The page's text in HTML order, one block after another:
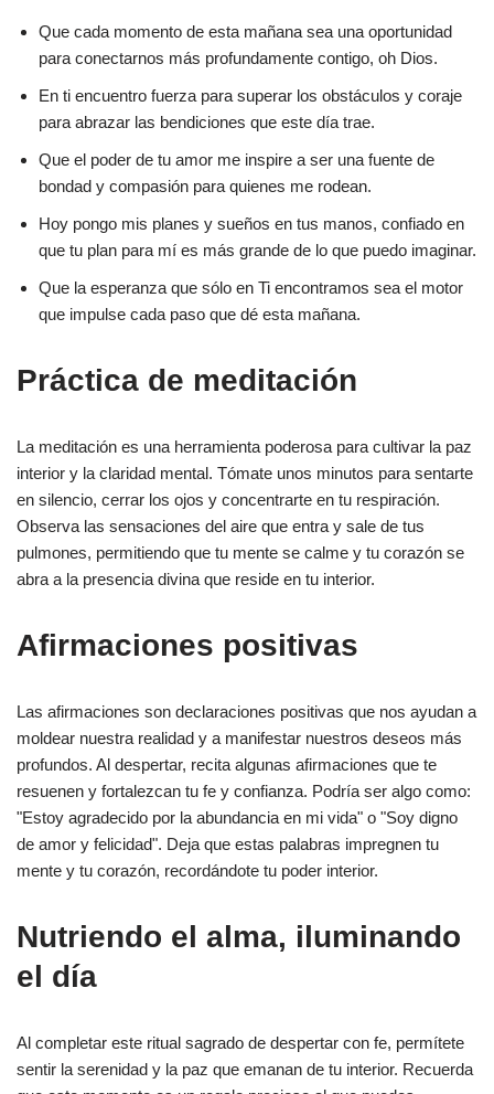
Que cada momento de esta mañana sea una oportunidad
para conectarnos más profundamente contigo, oh Dios.
En ti encuentro fuerza para superar los obstáculos y coraje
para abrazar las bendiciones que este día trae.
Que el poder de tu amor me inspire a ser una fuente de
bondad y compasión para quienes me rodean.
Hoy pongo mis planes y sueños en tus manos, confiado en
que tu plan para mí es más grande de lo que puedo imaginar.
Que la esperanza que sólo en Ti encontramos sea el motor
que impulse cada paso que dé esta mañana.
Práctica de meditación
La meditación es una herramienta poderosa para cultivar la paz
interior y la claridad mental. Tómate unos minutos para sentarte
en silencio, cerrar los ojos y concentrarte en tu respiración.
Observa las sensaciones del aire que entra y sale de tus
pulmones, permitiendo que tu mente se calme y tu corazón se
abra a la presencia divina que reside en tu interior.
Afirmaciones positivas
Las afirmaciones son declaraciones positivas que nos ayudan a
moldear nuestra realidad y a manifestar nuestros deseos más
profundos. Al despertar, recita algunas afirmaciones que te
resuenen y fortalezcan tu fe y confianza. Podría ser algo como:
"Estoy agradecido por la abundancia en mi vida" o "Soy digno
de amor y felicidad". Deja que estas palabras impregnen tu
mente y tu corazón, recordándote tu poder interior.
Nutriendo el alma, iluminando
el día
Al completar este ritual sagrado de despertar con fe, permítete
sentir la serenidad y la paz que emanan de tu interior. Recuerda